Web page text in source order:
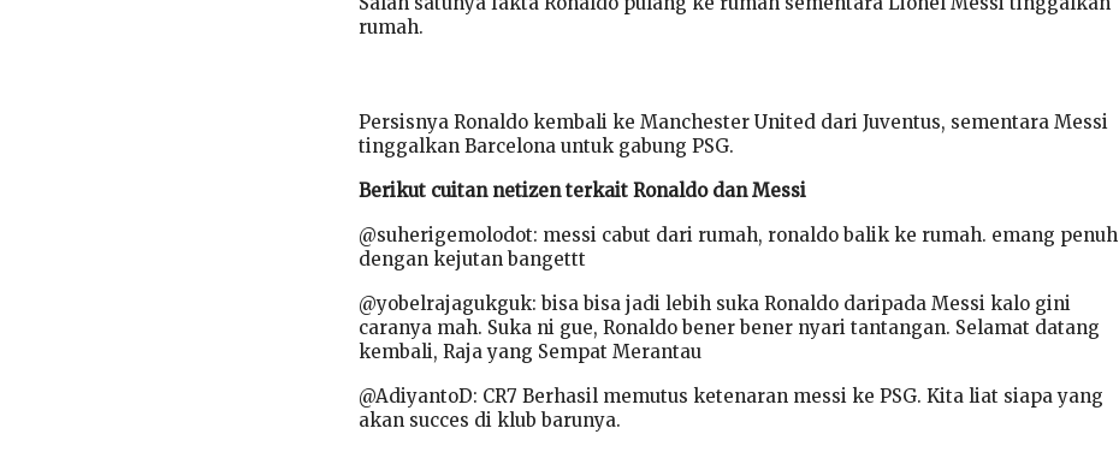
rumah.
Persisnya Ronaldo kembali ke Manchester United dari Juventus, sementara Messi
tinggalkan Barcelona untuk gabung PSG.
Berikut cuitan netizen terkait Ronaldo dan Messi
@suherigemolodot: messi cabut dari rumah, ronaldo balik ke rumah. emang penuh
dengan kejutan bangettt
@yobelrajagukguk: bisa bisa jadi lebih suka Ronaldo daripada Messi kalo gini
caranya mah. Suka ni gue, Ronaldo bener bener nyari tantangan. Selamat datang
kembali, Raja yang Sempat Merantau
@AdiyantoD: CR7 Berhasil memutus ketenaran messi ke PSG. Kita liat siapa yang
akan succes di klub barunya.